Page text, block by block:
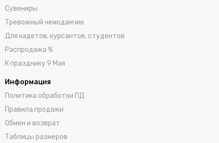
Сувениры
Тревожный чемоданчик
Для кадетов, курсантов, студентов
Распродажа %
К празднику 9 Мая
Информация
Политика обработки ПД
Правила продажи
Обмен и возврат
Таблицы размеров